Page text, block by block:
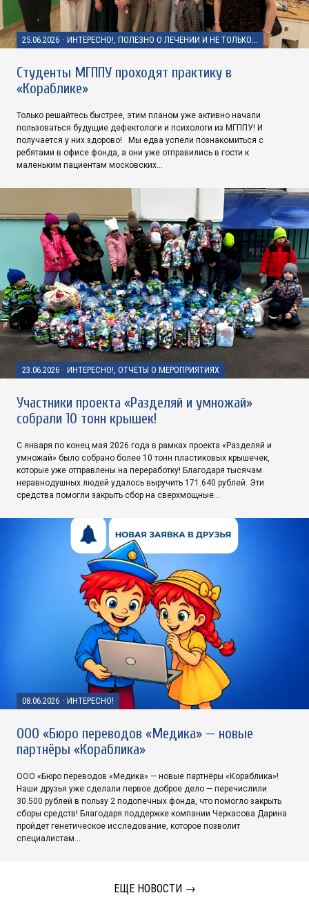
25.06.2026 · ИНТЕРЕСНО!, ПОЛЕЗНО О ЛЕЧЕНИИ И НЕ ТОЛЬКО...
Студенты МГППУ проходят практику в
«Кораблике»
Только решайтесь быстрее, этим планом уже активно начали
пользоваться будущие дефектологи и психологи из МГППУ! И
получается у них здорово! Мы едва успели познакомиться с
ребятами в офисе фонда, а они уже отправились в гости к
маленьким пациентам московских…
23.06.2026 · ИНТЕРЕСНО!, ОТЧЕТЫ О МЕРОПРИЯТИЯХ
Участники проекта «Разделяй и умножай»
собрали 10 тонн крышек!
С января по конец мая 2026 года в рамках проекта «Разделяй и
умножай» было собрано более 10 тонн пластиковых крышечек,
которые уже отправлены на переработку! Благодаря тысячам
неравнодушных людей удалось выручить 171.640 рублей. Эти
средства помогли закрыть сбор на сверхмощные…
08.06.2026 · ИНТЕРЕСНО!
ООО «Бюро переводов «Медика» — новые
партнёры «Кораблика»
ООО «Бюро переводов «Медика» — новые партнёры «Кораблика»!
Наши друзья уже сделали первое доброе дело — перечислили
30.500 рублей в пользу 2 подопечных фонда, что помогло закрыть
сборы средств! Благодаря поддержке компании Черкасова Дарина
пройдет генетическое исследование, которое позволит
специалистам…
ЕЩЕ НОВОСТИ →